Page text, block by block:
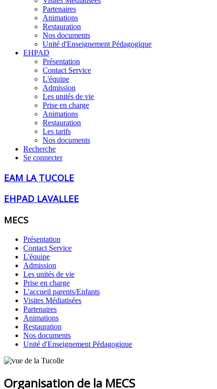
Partenaires
Animations
Restauration
Nos documents
Unité d'Enseignement Pédagogique
EHPAD
Présentation
Contact Service
L'équipe
Admission
Les unités de vie
Prise en charge
Animations
Restauration
Les tarifs
Nos documents
Recherche
Se connecter
EAM LA TUCOLE
EHPAD LAVALLEE
MECS
Présentation
Contact Service
L'équipe
Admission
Les unités de vie
Prise en charge
L'accueil parents/Enfants
Visites Médiatisées
Partenaires
Animations
Restauration
Nos documents
Unité d'Enseignement Pédagogique
Organisation de la MECS